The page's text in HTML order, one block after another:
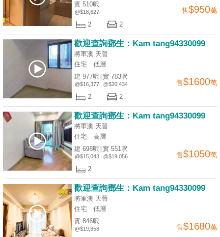
置
業
手
我
們
實 510呎
@$18,627 售$950萬
2 2
歡迎查詢鄧生：Kam tang94330099
將軍澳 天晉
住宅
低層
建 977呎
@$16,377
實 783呎
@$20,434 售$1600萬
2 2
歡迎查詢鄧生：Kam tang94330099
將軍澳 天晉
住宅
高層
建 698呎
@$15,043
實 551呎
@$19,056 售$1050萬
2
歡迎查詢鄧生：Kam tang94330099
將軍澳 天晉
住宅
低層
實 846呎
@$19,858 售$1680萬